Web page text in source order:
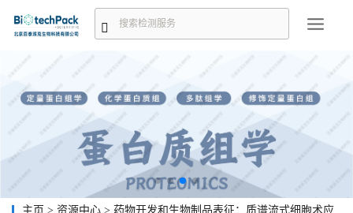
主页 > 资源中心 > 药物开发和生物制品表征：质谱流式细胞术应